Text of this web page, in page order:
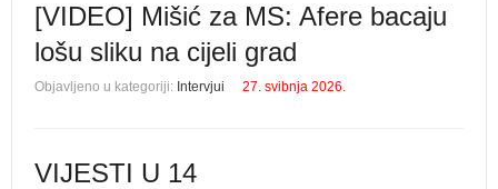
[VIDEO] Mišić za MS: Afere bacaju
lošu sliku na cijeli grad
Objavljeno u kategoriji: Intervjui 27. svibnja 2026.
VIJESTI U 14